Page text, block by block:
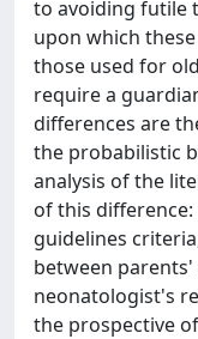
to avoiding futile
upon which
those used for
require a
differences are
the probabilistic
analysis of the
of this
guidelines
between
neonatologist's
the prospective